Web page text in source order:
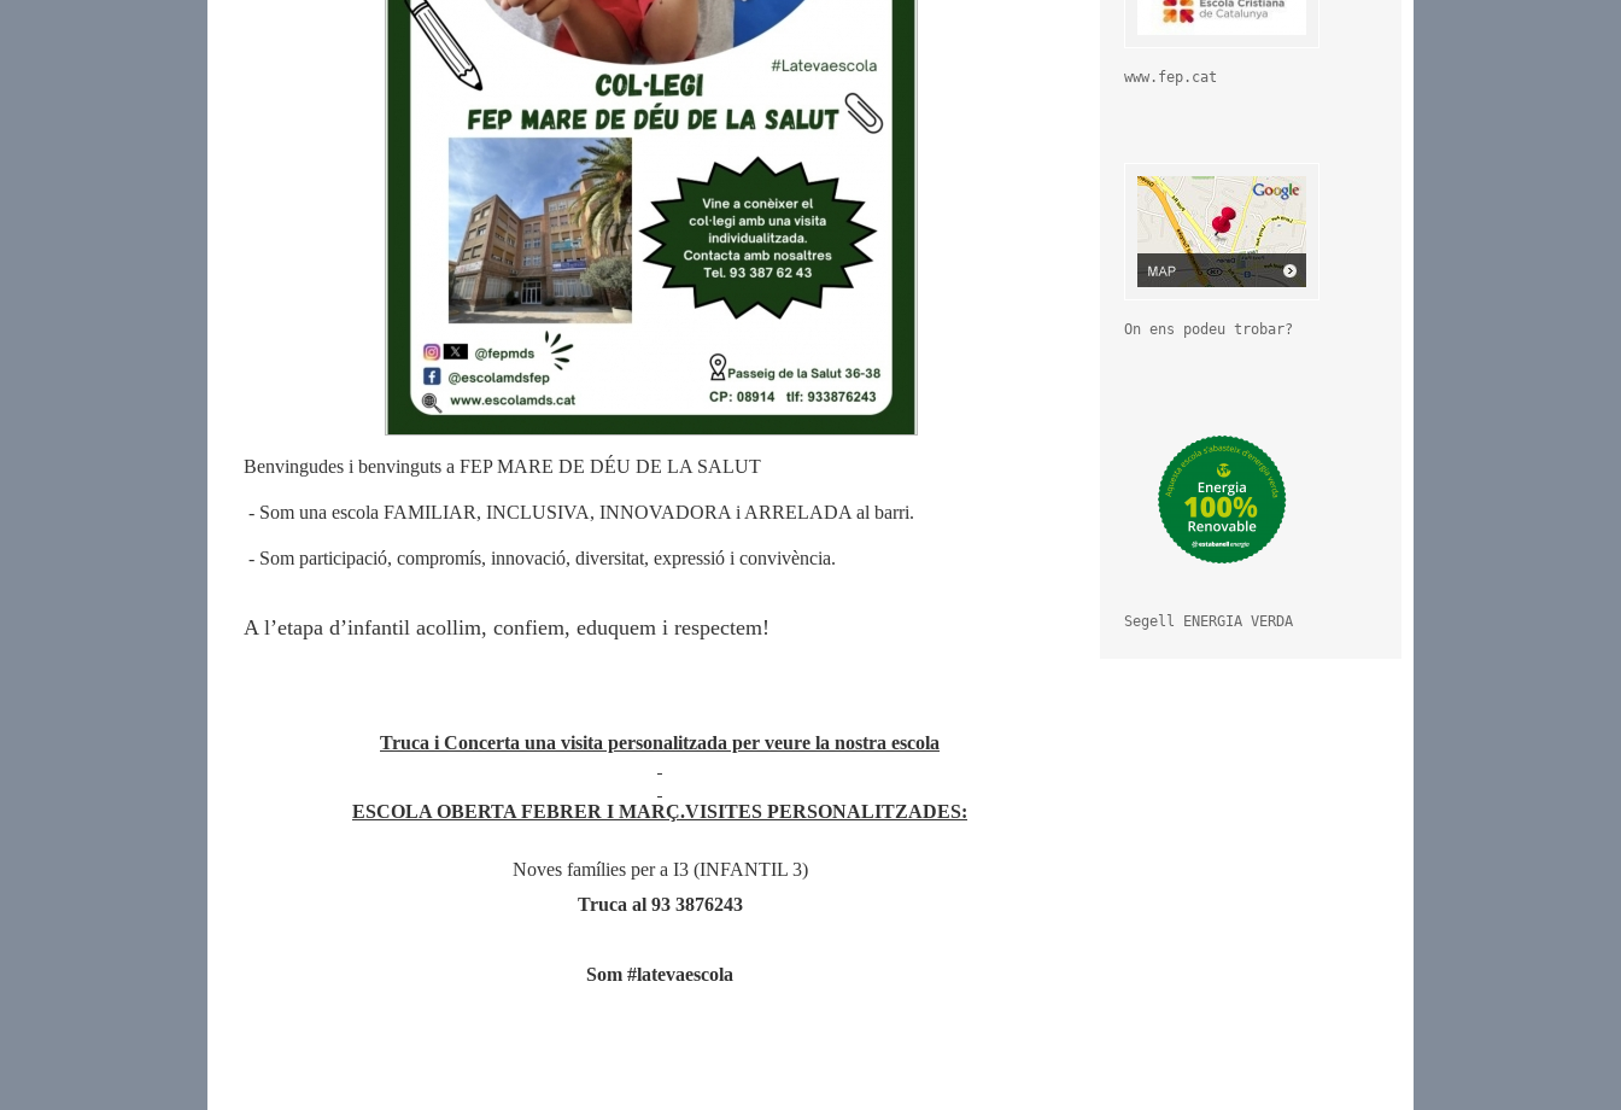
Benvingudes i benvinguts a FEP MARE DE DÉU DE LA SALUT
- Som una escola FAMILIAR, INCLUSIVA, INNOVADORA i ARRELADA al barri.
- Som participació, compromís, innovació, diversitat, expressió i convivència.
A l’etapa d’infantil acollim, confiem, eduquem i respectem!
Truca i Concerta una visita personalitzada per veure la nostra escola
ESCOLA OBERTA FEBRER I MARÇ.VISITES PERSONALITZADES:
Noves famílies per a I3 (INFANTIL 3)
Truca al 93 3876243
Som #latevaescola
www.fep.cat
On ens podeu trobar?
Segell ENERGIA VERDA